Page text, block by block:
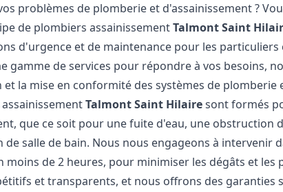
problèmes de plomberie et d'assainissement ?
de plombiers assainissementTalmont Saint
d'urgence et de maintenance pour les particuliers
gamme de services pour répondre à vos besoins,
la mise en conformité des systèmes de plomberie
Talmont Saint Hilairesont formés
que ce soit pour une fuite d'eau, une obstruction
de salle de bain. Nous nous engageons à intervenir
moins de 2 heures, pour minimiser les dégâts et
et transparents, et nous offrons des garanties